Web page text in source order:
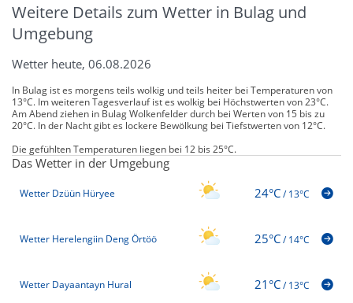
Weitere Details zum Wetter in Bulag und
Umgebung
Wetter heute, 06.08.2026
In Bulag ist es morgens teils wolkig und teils heiter bei Temperaturen von
13°C. Im weiteren Tagesverlauf ist es wolkig bei Höchstwerten von 23°C.
Am Abend ziehen in Bulag Wolkenfelder durch bei Werten von 15 bis zu
20°C. In der Nacht gibt es lockere Bewölkung bei Tiefstwerten von 12°C.
Die gefühlten Temperaturen liegen bei 12 bis 25°C.
Das Wetter in der Umgebung
Wetter Dzüün Hüryee 24°C/13°C
Wetter Herelengiin Deng Örtöö 25°C/14°C
Wetter Dayaantayn Hural 21°C/13°C